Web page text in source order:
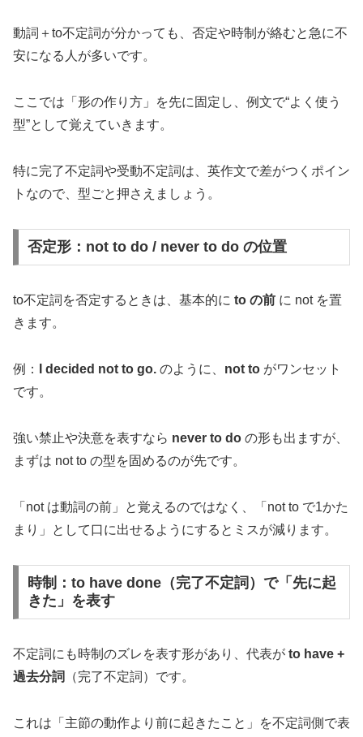
動詞＋to不定詞が分かっても、否定や時制が絡むと急に不
安になる人が多いです。
ここでは「形の作り方」を先に固定し、例文で“よく使う
型”として覚えていきます。
特に完了不定詞や受動不定詞は、英作文で差がつくポイン
トなので、型ごと押さえましょう。
否定形：not to do / never to do の位置
to不定詞を否定するときは、基本的に to の前 に not を置
きます。
例： I decided not to go. のように、 not to がワンセット
です。
強い禁止や決意を表すなら never to do の形も出ますが、
まずは not to の型を固めるのが先です。
「not は動詞の前」と覚えるのではなく、「not to で1かた
まり」として口に出せるようにするとミスが減ります。
時制：to have done（完了不定詞）で「先に起
きた」を表す
不定詞にも時制のズレを表す形があり、代表が to have +
過去分詞
（完了不定詞）です。
これは「主節の動作より前に起きたこと」を不定詞側で表